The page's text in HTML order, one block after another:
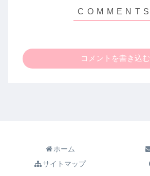
コメントを書き込む
ホーム
サイトマップ